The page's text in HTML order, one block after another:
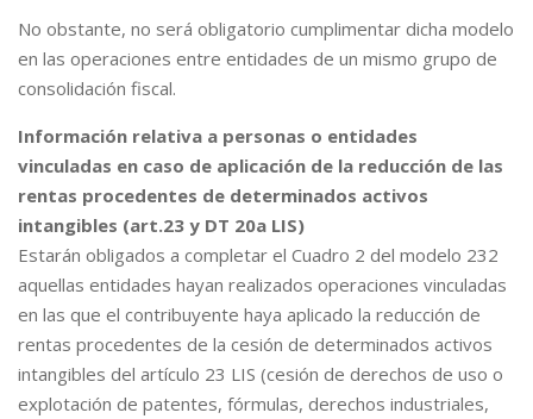
No obstante, no será obligatorio cumplimentar dicha modelo
en las operaciones entre entidades de un mismo grupo de
consolidación fiscal.
Información relativa a personas o entidades
vinculadas en caso de aplicación de la reducción de las
rentas procedentes de determinados activos
intangibles (art.23 y DT 20a LIS)
Estarán obligados a completar el Cuadro 2 del modelo 232
aquellas entidades hayan realizados operaciones vinculadas
en las que el contribuyente haya aplicado la reducción de
rentas procedentes de la cesión de determinados activos
intangibles del artículo 23 LIS (cesión de derechos de uso o
explotación de patentes, fórmulas, derechos industriales,